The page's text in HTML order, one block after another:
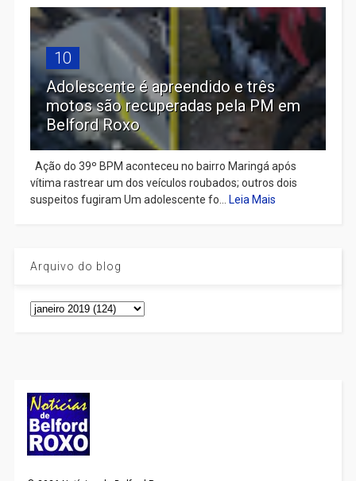
10
Adolescente é apreendido e três
motos são recuperadas pela PM em
Belford Roxo
Ação do 39º BPM aconteceu no bairro Maringá após
vítima rastrear um dos veículos roubados; outros dois
suspeitos fugiram Um adolescente fo...
Leia Mais
Arquivo do blog